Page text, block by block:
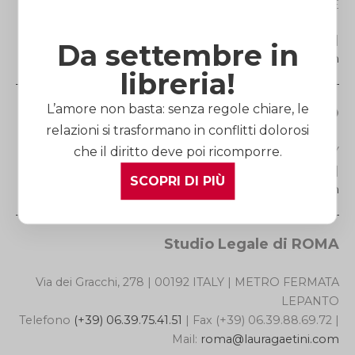
MONTENAPOLEONE
| Fax (+39) 02.720.803.84 |
Mail:milano@lauragaetini.com
Studio Legale di CUNEO
Via Roma, 27 |12100 ITALY
| Fax (+39) 0171.45.39.25 |
Mail:cuneo@lauragaetini.com
Studio Legale di ROMA
Via dei Gracchi, 278 | 00192 ITALY | METRO FERMATA
LEPANTO
Telefono (+39) 06.39.75.41.51 | Fax (+39) 06.39.88.69.72 |
Mail: roma@lauragaetini.com
Da settembre in
libreria!
L’amore non basta: senza regole chiare, le
relazioni si trasformano in conflitti dolorosi
che il diritto deve poi ricomporre.
SCOPRI DI PIÙ